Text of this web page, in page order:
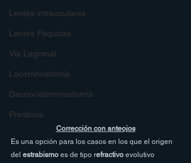
Lentes intraoculares
Lentes Fáquicas
Vía Lagrimal
Lacorrinostomía
Dacriocistorrinostomía
Presbicia
Corrección con anteojos
Es una opción para los casos en los que el origen
del estrabismo es de tipo refractivo evolutivo